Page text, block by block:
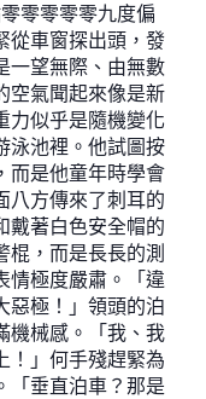
零零零零九度偏
從車窗探出頭，發
一望無際、由無數
空氣聞起來像是新
力似乎是隨機變化
泳池裡。他試圖按
而是他童年時學會
八方傳來了刺耳的
戴著白色安全帽的
棍，而是長長的測
情極度嚴肅。「違
惡極！」領頭的泊
機械感。「我、我
！」何手殘趕緊為
「垂直泊車？那是